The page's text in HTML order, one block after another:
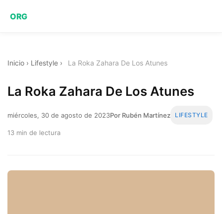
ORG
Inicio › Lifestyle › La Roka Zahara De Los Atunes
La Roka Zahara De Los Atunes
miércoles, 30 de agosto de 2023Por Rubén Martínez LIFESTYLE
13 min de lectura